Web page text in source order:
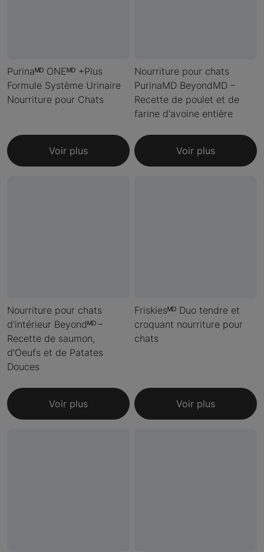
Purinaᴹᴰ ONEᴹᴰ +Plus
Formule Système Urinaire
Nourriture pour Chats
Voir plus
Nourriture pour chats
PurinaMD BeyondMD –
Recette de poulet et de
farine d'avoine entière
Voir plus
Nourriture pour chats
d'intérieur Beyondᴹᴰ –
Recette de saumon,
d'Oeufs et de Patates
Douces
Voir plus
Friskiesᴹᴰ Duo tendre et
croquant nourriture pour
chats
Voir plus